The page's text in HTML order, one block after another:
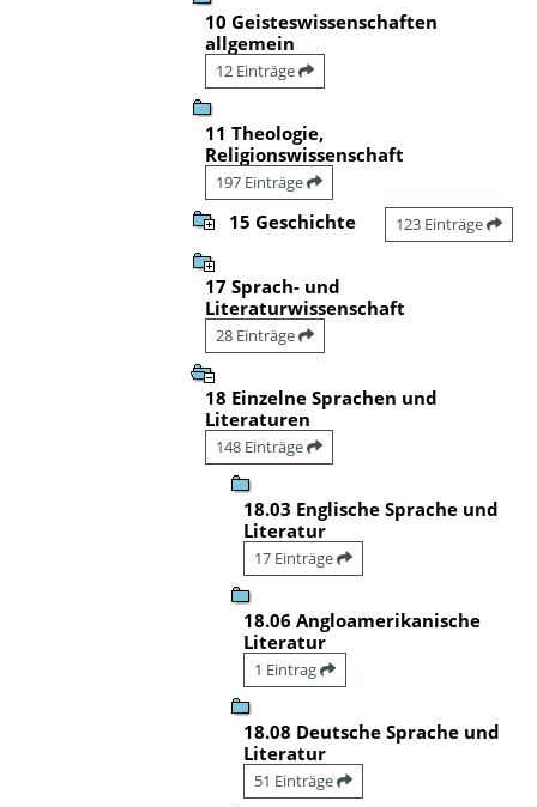
10 Geisteswissenschaften
allgemein
12 Einträge
11 Theologie,
Religionswissenschaft
197 Einträge
15 Geschichte 123 Einträge
17 Sprach- und
Literaturwissenschaft
28 Einträge
18 Einzelne Sprachen und
Literaturen
148 Einträge
18.03 Englische Sprache und
Literatur
17 Einträge
18.06 Angloamerikanische
Literatur
1 Eintrag
18.08 Deutsche Sprache und
Literatur
51 Einträge